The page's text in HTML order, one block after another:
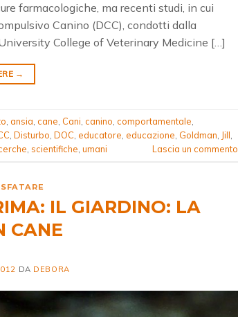
farmacologiche, ma recenti studi, in cui
Canino (DCC), condotti dalla
College of Veterinary Medicine […]
→
, ansia, cane, Cani, canino, comportamentale,
, Disturbo, DOC, educatore, educazione, Goldman, Jill,
, scientifiche, umani Lascia un commento
IL GIARDINO: LA
CANE
DA DEBORA